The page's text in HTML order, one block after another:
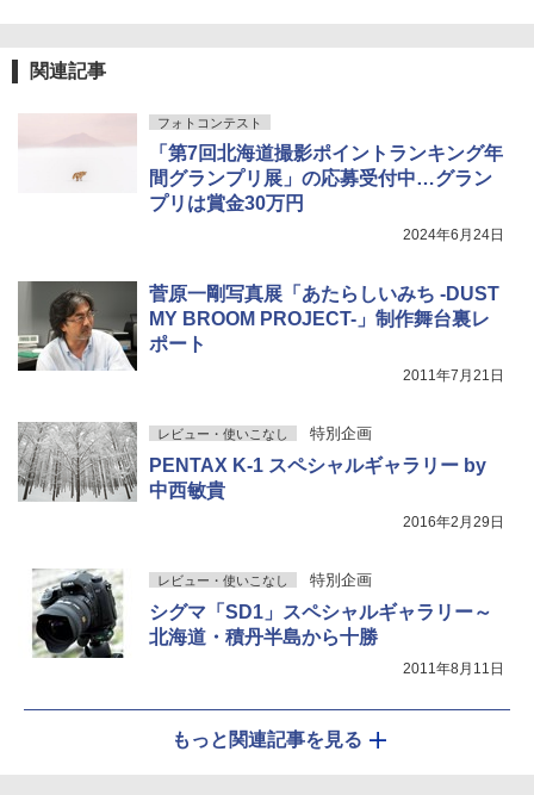
関連記事
フォトコンテスト
「第7回北海道撮影ポイントランキング年
間グランプリ展」の応募受付中…グラン
プリは賞金30万円
2024年6月24日
菅原一剛写真展「あたらしいみち -DUST
MY BROOM PROJECT-」制作舞台裏レ
ポート
2011年7月21日
レビュー・使いこなし 特別企画
PENTAX K-1 スペシャルギャラリー by
中西敏貴
2016年2月29日
レビュー・使いこなし 特別企画
シグマ「SD1」スペシャルギャラリー～
北海道・積丹半島から十勝
2011年8月11日
もっと関連記事を見る